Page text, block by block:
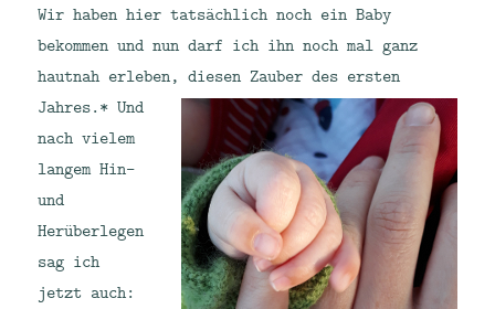
Wir haben hier tatsächlich noch ein Baby
bekommen und nun darf ich ihn noch mal ganz
hautnah erleben, diesen Zauber des ersten
Jahres.*Und
nach vielem
langem Hin-
und
Herüberlegen
sag ich
jetzt auch: